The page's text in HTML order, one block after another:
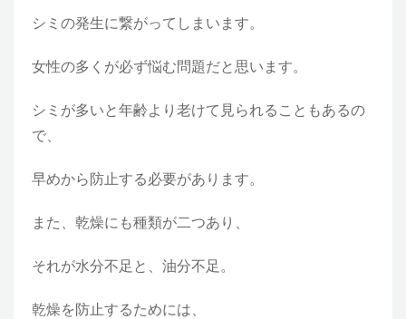
シミの発生に繋がってしまいます。
女性の多くが必ず悩む問題だと思います。
シミが多いと年齢より老けて見られることもあるの
で、
早めから防止する必要があります。
また、乾燥にも種類が二つあり、
それが水分不足と、油分不足。
乾燥を防止するためには、